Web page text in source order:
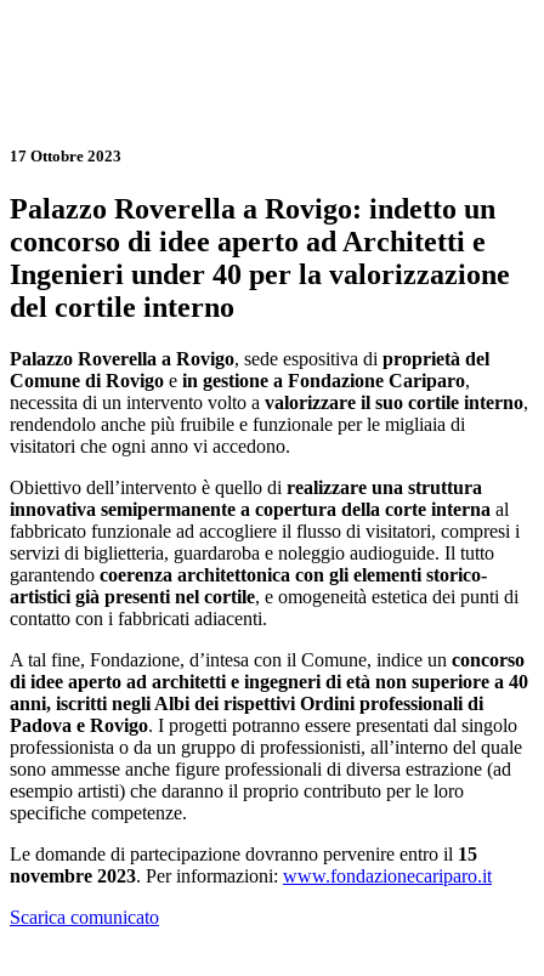
17 Ottobre 2023
Palazzo Roverella a Rovigo: indetto un
concorso di idee aperto ad Architetti e
Ingenieri under 40 per la valorizzazione
del cortile interno
Palazzo Roverella a Rovigo, sede espositiva di proprietà del
Comune di Rovigo e in gestione a Fondazione Cariparo,
necessita di un intervento volto a valorizzare il suo cortile interno,
rendendolo anche più fruibile e funzionale per le migliaia di
visitatori che ogni anno vi accedono.
Obiettivo dell’intervento è quello di realizzare una struttura
innovativa semipermanente a copertura della corte interna al
fabbricato funzionale ad accogliere il flusso di visitatori, compresi i
servizi di biglietteria, guardaroba e noleggio audioguide. Il tutto
garantendo coerenza architettonica con gli elementi storico-
artistici già presenti nel cortile, e omogeneità estetica dei punti di
contatto con i fabbricati adiacenti.
A tal fine, Fondazione, d’intesa con il Comune, indice un concorso
di idee aperto ad architetti e ingegneri di età non superiore a 40
anni, iscritti negli Albi dei rispettivi Ordini professionali di
Padova e Rovigo. I progetti potranno essere presentati dal singolo
professionista o da un gruppo di professionisti, all’interno del quale
sono ammesse anche figure professionali di diversa estrazione (ad
esempio artisti) che daranno il proprio contributo per le loro
specifiche competenze.
Le domande di partecipazione dovranno pervenire entro il 15
novembre 2023. Per informazioni: www.fondazionecariparo.it
Scarica comunicato